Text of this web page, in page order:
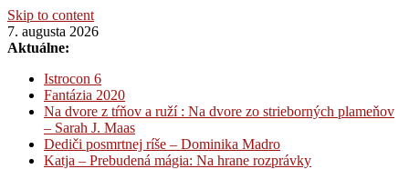
Skip to content
7. augusta 2026
Aktuálne:
Istrocon 6
Fantázia 2020
Na dvore z tŕňov a ruží : Na dvore zo strieborných plameňov
– Sarah J. Maas
Dediči posmrtnej ríše – Dominika Madro
Katja – Prebudená mágia: Na hrane rozprávky